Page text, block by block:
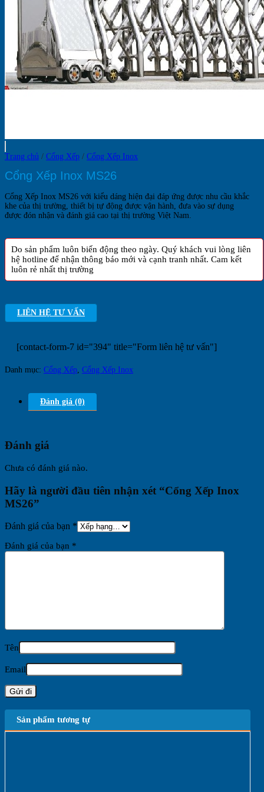
Trang chủ / Cổng Xếp / Cổng Xếp Inox
Cổng Xếp Inox MS26
Cổng Xếp Inox MS26 với kiểu dáng hiện đại đáp ứng được nhu cầu khắc
khe của thị trường, thiết bị tự động được vận hành, đưa vào sự dụng
được đón nhận và đánh giá cao tại thị trường Việt Nam.
Do sản phẩm luôn biến động theo ngày. Quý khách vui lòng liên
hệ hotline để nhận thông báo mới và cạnh tranh nhất. Cam kết
luôn rẻ nhất thị trường
LIÊN HỆ TƯ VẤN
[contact-form-7 id="394" title="Form liên hệ tư vấn"]
Danh mục: Cổng Xếp, Cổng Xếp Inox
Đánh giá (0)
Đánh giá
Chưa có đánh giá nào.
Hãy là người đầu tiên nhận xét “Cổng Xếp Inox
MS26”
Đánh giá của bạn *
Đánh giá của bạn *
Tên
Email
Sản phẩm tương tự